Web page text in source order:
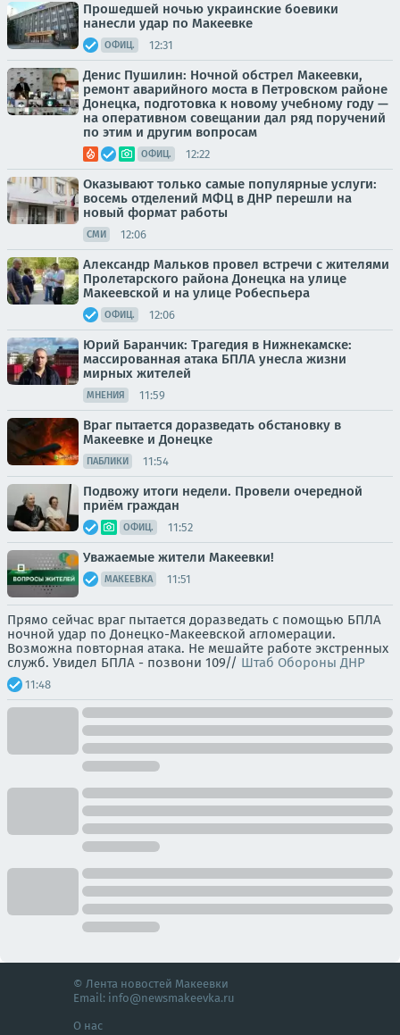
Прошедшей ночью украинские боевики
нанесли удар по Макеевке
ОФИЦ. 12:31
Денис Пушилин: Ночной обстрел Макеевки,
ремонт аварийного моста в Петровском районе
Донецка, подготовка к новому учебному году —
на оперативном совещании дал ряд поручений
по этим и другим вопросам
ОФИЦ. 12:22
Оказывают только самые популярные услуги:
восемь отделений МФЦ в ДНР перешли на
новый формат работы
СМИ 12:06
Александр Мальков провел встречи с жителями
Пролетарского района Донецка на улице
Макеевской и на улице Робеспьера
ОФИЦ. 12:06
Юрий Баранчик: Трагедия в Нижнекамске:
массированная атака БПЛА унесла жизни
мирных жителей
МНЕНИЯ 11:59
Враг пытается доразведать обстановку в
Макеевке и Донецке
ПАБЛИКИ 11:54
Подвожу итоги недели. Провели очередной
приём граждан
ОФИЦ. 11:52
Уважаемые жители Макеевки!
МАКЕЕВКА 11:51
Прямо сейчас враг пытается доразведать с помощью БПЛА
ночной удар по Донецко-Макеевской агломерации.
Возможна повторная атака. Не мешайте работе экстренных
служб. Увидел БПЛА - позвони 109// Штаб Обороны ДНР
11:48
© Лента новостей Макеевки
Email: info@newsmakeevka.ru
О нас